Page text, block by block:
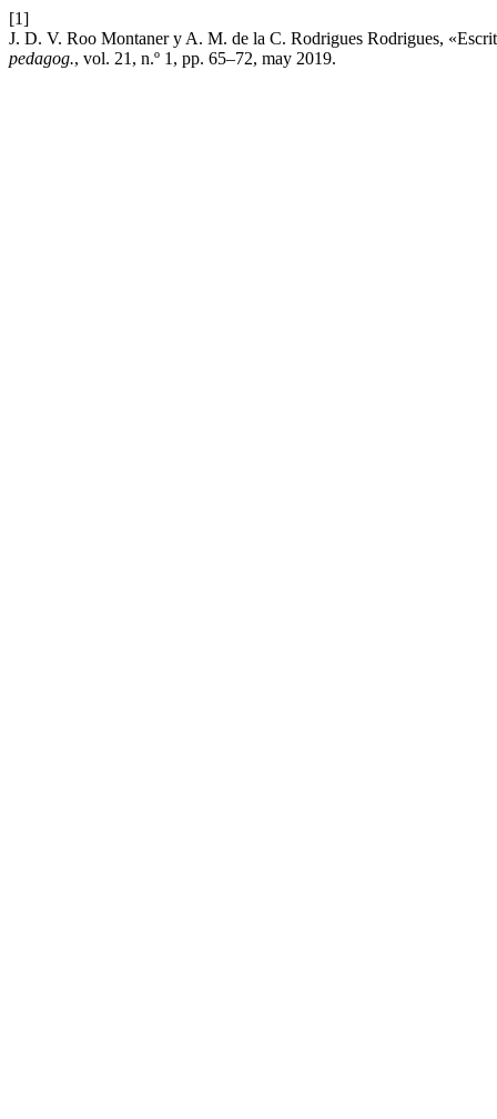
[1]
J. D. V. Roo Montaner y A. M. de la C. Rodrigues Rodrigues,
pedagog., vol. 21, n.º 1, pp. 65–72, may 2019.